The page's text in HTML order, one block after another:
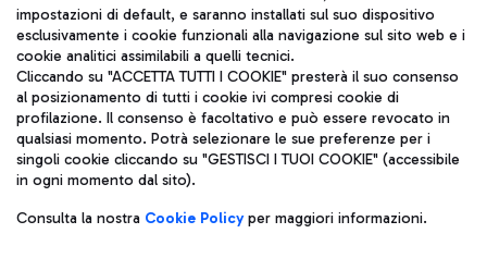
Aeroporti di Roma S.p.A. - Società soggetta a direzione e
coordinamento di Mundys S.p.A.
Codice fiscale e Registro delle Imprese di Roma 13032990155 P.
IVA 06572251004
Capitale sociale 62.224.743,00 int. vers.
Sede legale: Via Pier Paolo Racchetti 1 - 00054 Fiumicino (RM)
telefono +39 06 65951
Privacy policy
Note legali
impostazioni di default, e saranno installati sul suo dispositivo
esclusivamente i cookie funzionali alla navigazione sul sito web e i
cookie analitici assimilabili a quelli tecnici.
Cliccando su "ACCETTA TUTTI I COOKIE" presterà il suo consenso
al posizionamento di tutti i cookie ivi compresi cookie di
profilazione. Il consenso è facoltativo e può essere revocato in
qualsiasi momento. Potrà selezionare le sue preferenze per i
singoli cookie cliccando su "GESTISCI I TUOI COOKIE" (accessibile
in ogni momento dal sito).
Consulta la nostra Cookie Policyper maggiori informazioni.